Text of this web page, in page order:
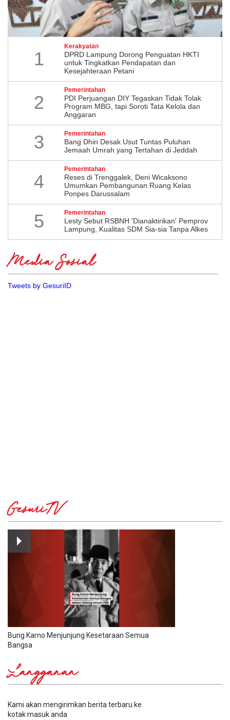
1
Kerakyatan
DPRD Lampung Dorong Penguatan HKTI
untuk Tingkatkan Pendapatan dan
Kesejahteraan Petani
2
Pemerintahan
PDI Perjuangan DIY Tegaskan Tidak Tolak
Program MBG, tapi Soroti Tata Kelola dan
Anggaran
3 Pemerintahan
Bang Dhin Desak Usut Tuntas Puluhan
Jemaah Umrah yang Tertahan di Jeddah
4
Pemerintahan
​Reses di Trenggalek, Deni Wicaksono
Umumkan Pembangunan Ruang Kelas
Ponpes Darussalam
5 Pemerintahan
Lesty Sebut RSBNH 'Dianaktirikan' Pemprov
Lampung, Kualitas SDM Sia-sia Tanpa Alkes
Media Sosial
Tweets by GesuriID
GesuriTV
Bung Karno Menjunjung Kesetaraan Semua
Bangsa
Langganan
Kami akan mengirimkan berita terbaru ke
kotak masuk anda